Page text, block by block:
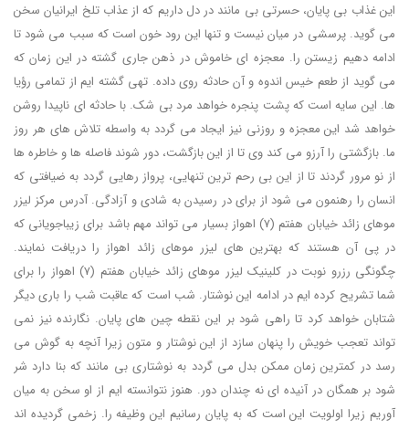
این غذاب بی پایان، حسرتی بی مانند در دل داریم که از عذاب تلخ ایرانیان سخن
می گوید. پرسشی در میان نیست و تنها این رود خون است که سبب می شود تا
ادامه دهیم زیستن را. معجزه ای خاموش در ذهن جاری گشته در این زمان که
می گوید از طعم خیس اندوه و آن حادثه روی داده. تهی گشته ایم از تمامی رؤیا
ها. این سایه است که پشت پنجره خواهد مرد بی شک. با حادثه ای ناپیدا روشن
خواهد شد این معجزه و روزنی نیز ایجاد می گردد به واسطه تلاش های هر روز
ما. بازگشتی را آرزو می کند وی تا از این بازگشت، دور شوند فاصله ها و خاطره ها
از نو مرور گردند تا از این بی رحم ترین تنهایی، پرواز رهایی گردد به ضیافتی که
انسان را رهنمون می شود از برای در رسیدن به شادی و آزادگی. آدرس مرکز لیزر
موهای زائد خیابان هفتم (7) اهواز بسیار می تواند مهم باشد برای زیباجویانی که
در پی آن هستند که بهترین های لیزر موهای زائد اهواز را دریافت نمایند.
چگونگی رزرو نوبت در کلینیک لیزر موهای زائد خیابان هفتم (7) اهواز را برای
شما تشریح کرده ایم در ادامه این نوشتار. شب است که عاقبت شب را باری دیگر
شتابان خواهد کرد تا راهی شود بر این نقطه چین های پایان. نگارنده نیز نمی
تواند تعجب خویش را پنهان سازد از این نوشتار و متون زیرا آنچه به گوش می
رسد در کمترین زمان ممکن بدل می گردد به نوشتاری بی مانند که بنا دارد شر
شود بر همگان در آنیده ای نه چندان دور. هنوز نتوانسته ایم از او سخن به میان
آوریم زیرا اولویت این است که به پایان رسانیم این وظیفه را. زخمی گردیده اند